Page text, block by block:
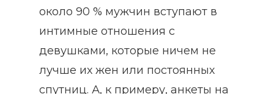
около 90 % мужчин вступают в
интимные отношения с
девушками, которые ничем не
лучше их жен или постоянных
спутниц. А, к примеру, анкеты на